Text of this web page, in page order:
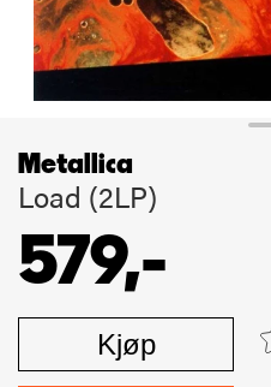
Metallica
Load (2LP)
579,-
Kjøp